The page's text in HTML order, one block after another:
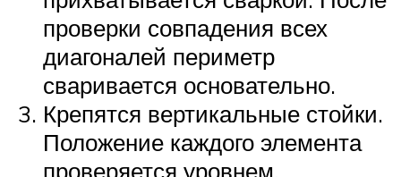
проверки совпадения всех
диагоналей периметр
сваривается основательно.
Крепятся вертикальные стойки.
Положение каждого элемента
проверяется уровнем.